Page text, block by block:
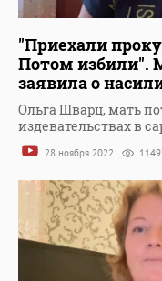
"Приехали
Потом избили".
заявила о
Ольга Шварц, мать
издевательствах в
28 ноября 2022